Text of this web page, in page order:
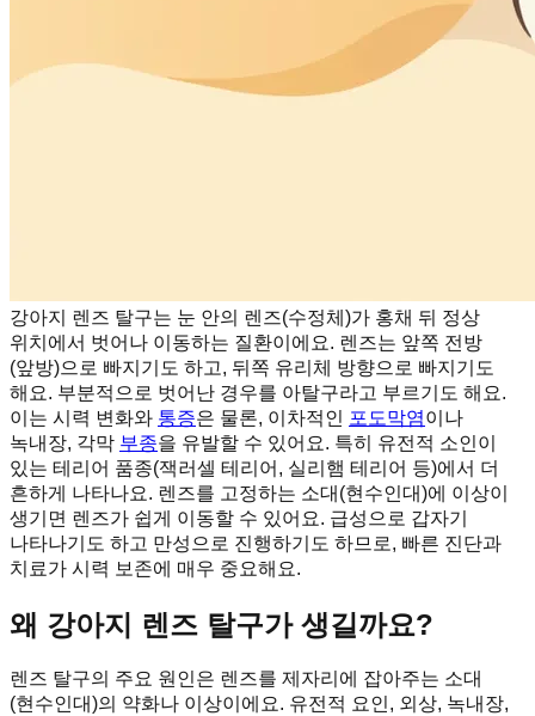
강아지 렌즈 탈구는 눈 안의 렌즈(수정체)가 홍채 뒤 정상
위치에서 벗어나 이동하는 질환이에요. 렌즈는 앞쪽 전방
(앞방)으로 빠지기도 하고, 뒤쪽 유리체 방향으로 빠지기도
해요. 부분적으로 벗어난 경우를 아탈구라고 부르기도 해요.
이는 시력 변화와 통증은 물론, 이차적인 포도막염이나
녹내장, 각막 부종을 유발할 수 있어요. 특히 유전적 소인이
있는 테리어 품종(잭러셀 테리어, 실리햄 테리어 등)에서 더
흔하게 나타나요. 렌즈를 고정하는 소대(현수인대)에 이상이
생기면 렌즈가 쉽게 이동할 수 있어요. 급성으로 갑자기
나타나기도 하고 만성으로 진행하기도 하므로, 빠른 진단과
치료가 시력 보존에 매우 중요해요.
왜 강아지 렌즈 탈구가 생길까요?
렌즈 탈구의 주요 원인은 렌즈를 제자리에 잡아주는 소대
(현수인대)의 약화나 이상이에요. 유전적 요인, 외상, 녹내장,